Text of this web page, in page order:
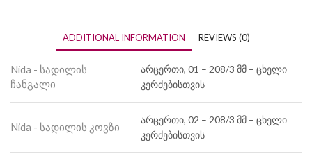
ADDITIONAL INFORMATION REVIEWS (0)
Nida - სადილის
ჩანგალი
არცერთი, 01 – 208/3 მმ – ცხელი
კერძებისთვის
Nida - სადილის კოვზი
არცერთი, 02 – 208/3 მმ – ცხელი
კერძებისთვის